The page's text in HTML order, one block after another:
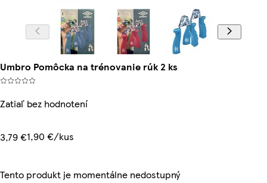
Umbro Pomôcka na trénovanie rúk 2 ks
Zatiaľ bez hodnotení
3,79 €1,90 €/kus
Tento produkt je momentálne nedostupný